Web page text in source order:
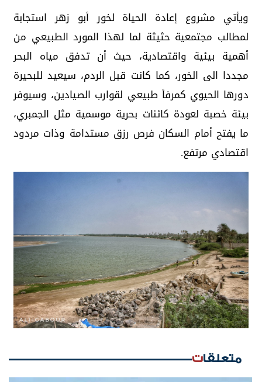
ويأتي مشروع إعادة الحياة لخور أبو زهر استجابة
لمطالب مجتمعية حثيثة لما لهذا المورد الطبيعي من
أهمية بيئية واقتصادية، حيث أن تدفق مياه البحر
مجددا الى الخور، كما كانت قبل الردم، سيعيد للبحيرة
دورها الحيوي كمرفأ طبيعي لقوارب الصيادين، وسيوفر
بيئة خصبة لعودة كائنات بحرية موسمية مثل الجمبري،
ما يفتح أمام السكان فرص رزق مستدامة وذات مردود
اقتصادي مرتفع.
متعلقات